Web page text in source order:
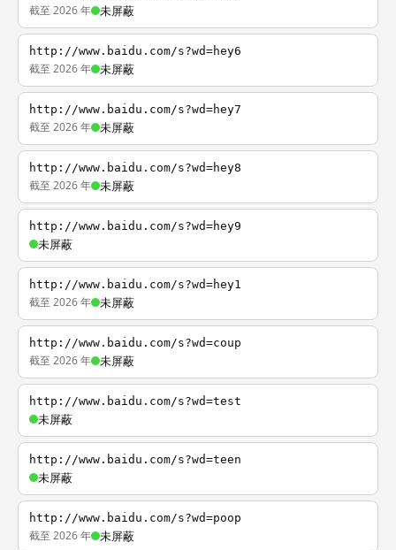
截至 2026 年 未屏蔽
http://www.baidu.com/s?wd=hey6
截至 2026 年 未屏蔽
http://www.baidu.com/s?wd=hey7
截至 2026 年 未屏蔽
http://www.baidu.com/s?wd=hey8
截至 2026 年 未屏蔽
http://www.baidu.com/s?wd=hey9
未屏蔽
http://www.baidu.com/s?wd=hey1
截至 2026 年 未屏蔽
http://www.baidu.com/s?wd=coup
截至 2026 年 未屏蔽
http://www.baidu.com/s?wd=test
未屏蔽
http://www.baidu.com/s?wd=teen
未屏蔽
http://www.baidu.com/s?wd=poop
截至 2026 年 未屏蔽